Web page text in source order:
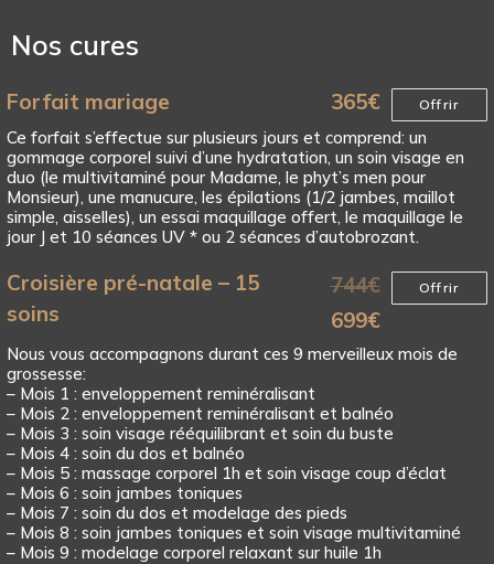
Nos cures
Forfait mariage 365€ Offrir
Ce forfait s’effectue sur plusieurs jours et comprend: un
gommage corporel suivi d’une hydratation, un soin visage en
duo (le multivitaminé pour Madame, le phyt’s men pour
Monsieur), une manucure, les épilations (1/2 jambes, maillot
simple, aisselles), un essai maquillage offert, le maquillage le
jour J et 10 séances UV * ou 2 séances d’autobrozant.
Croisière pré-natale – 15
soins
744€
699€
Offrir
Nous vous accompagnons durant ces 9 merveilleux mois de
grossesse:
– Mois 1 : enveloppement reminéralisant
– Mois 2 : enveloppement reminéralisant et balnéo
– Mois 3 : soin visage rééquilibrant et soin du buste
– Mois 4 : soin du dos et balnéo
– Mois 5 : massage corporel 1h et soin visage coup d’éclat
– Mois 6 : soin jambes toniques
– Mois 7 : soin du dos et modelage des pieds
– Mois 8 : soin jambes toniques et soin visage multivitaminé
– Mois 9 : modelage corporel relaxant sur huile 1h